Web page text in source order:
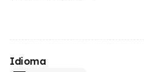
Idioma